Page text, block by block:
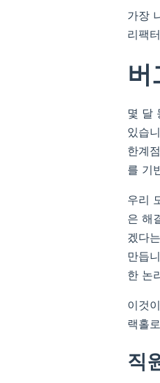
가장
리팩
버
몇 달
있습
한계
를 기
우리
은 해
겠다
만듭
한 논
이것
랙홀
직